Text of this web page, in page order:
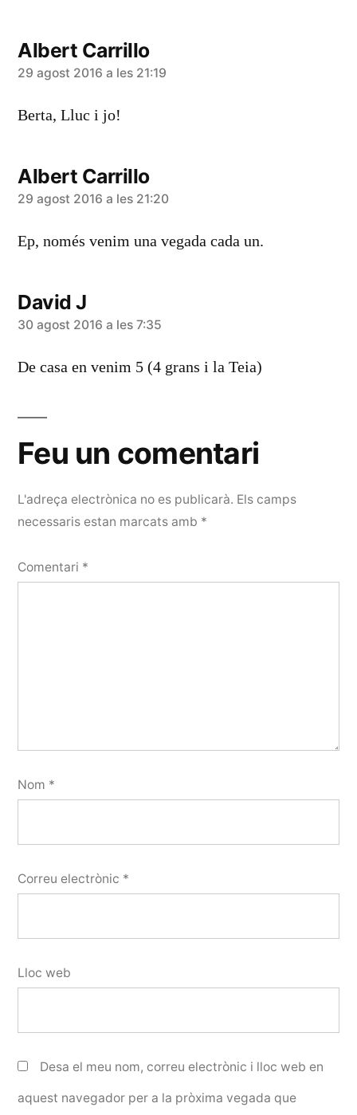
Albert Carrillo
diu:
29 agost 2016 a les 21:19
Berta, Lluc i jo!
Albert Carrillo
diu:
29 agost 2016 a les 21:20
Ep, només venim una vegada cada un.
David J
diu:
30 agost 2016 a les 7:35
De casa en venim 5 (4 grans i la Teia)
Feu un comentari
L'adreça electrònica no es publicarà. Els camps
necessaris estan marcats amb *
Comentari *
Nom *
Correu electrònic *
Lloc web
Desa el meu nom, correu electrònic i lloc web en
aquest navegador per a la pròxima vegada que